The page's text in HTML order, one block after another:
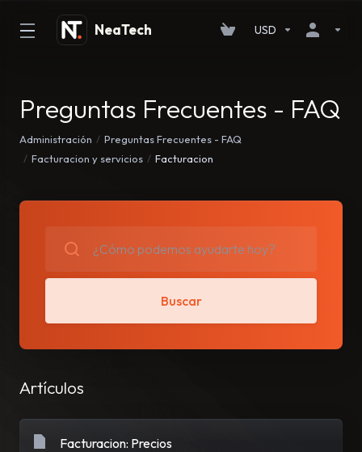
USD
Preguntas Frecuentes - FAQ
Administración
Preguntas Frecuentes - FAQ
Facturacion y servicios
Facturacion
Buscar
Artículos
Facturacion: Precios